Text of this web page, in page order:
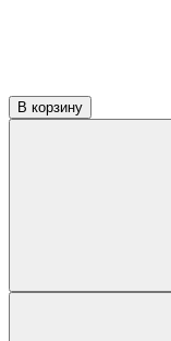
В корзину